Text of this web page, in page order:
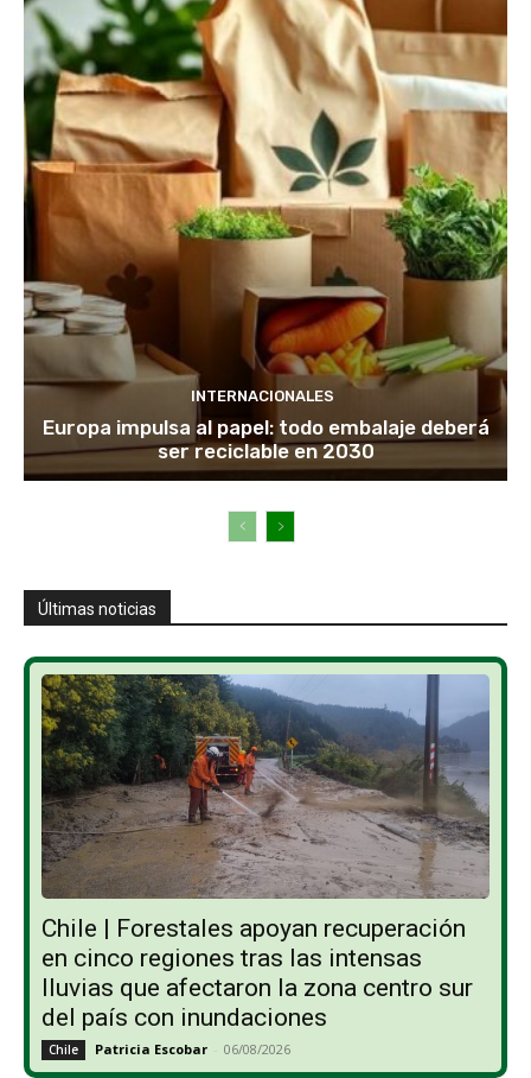
INTERNACIONALES
Europa impulsa al papel: todo embalaje deberá
ser reciclable en 2030
Últimas noticias
Chile | Forestales apoyan recuperación
en cinco regiones tras las intensas
lluvias que afectaron la zona centro sur
del país con inundaciones
Chile Patricia Escobar - 06/08/2026